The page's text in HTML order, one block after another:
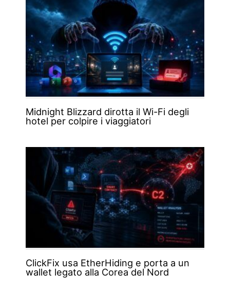
Midnight Blizzard dirotta il Wi-Fi degli
hotel per colpire i viaggiatori
ClickFix usa EtherHiding e porta a un
wallet legato alla Corea del Nord